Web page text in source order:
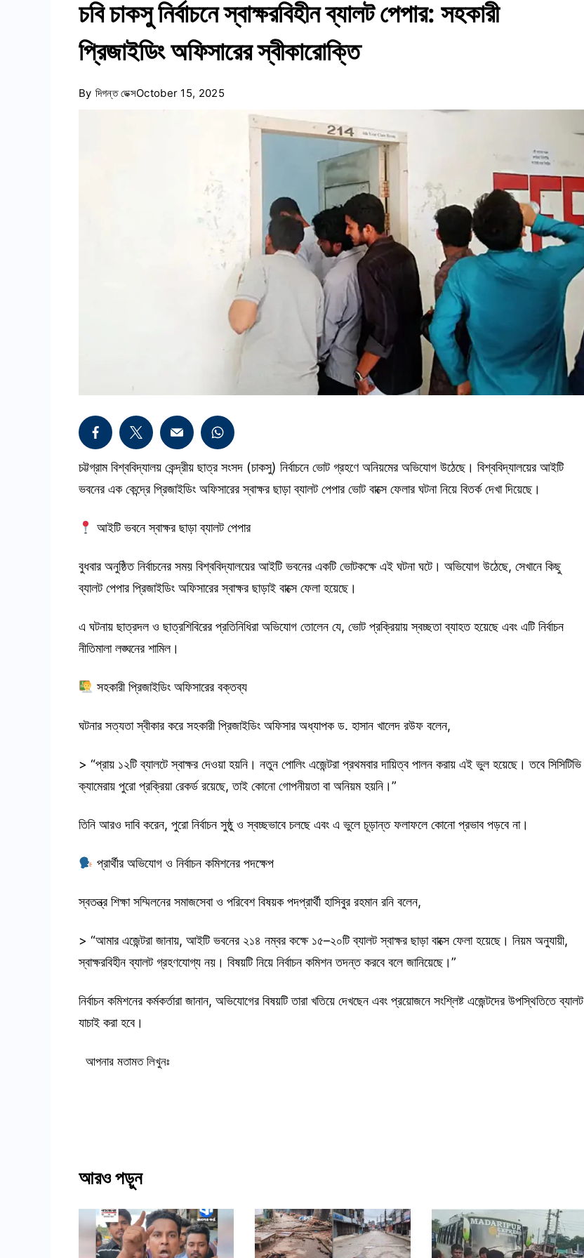
চবি চাকসু নির্বাচনে স্বাক্ষরবিহীন ব্যালট পেপার: সহকারী
প্রিজাইডিং অফিসারের স্বীকারোক্তি
By দিগন্ত ডেক্সOctober 15, 2025
চট্টগ্রাম বিশ্ববিদ্যালয় কেন্দ্রীয় ছাত্র সংসদ (চাকসু) নির্বাচনে ভোট গ্রহণে অনিয়মের অভিযোগ উঠেছে। বিশ্ববিদ্যালয়ের আইটি
ভবনের এক কেন্দ্রে প্রিজাইডিং অফিসারের স্বাক্ষর ছাড়া ব্যালট পেপার ভোট বাক্সে ফেলার ঘটনা নিয়ে বিতর্ক দেখা দিয়েছে।
আইটি ভবনে স্বাক্ষর ছাড়া ব্যালট পেপার
বুধবার অনুষ্ঠিত নির্বাচনের সময় বিশ্ববিদ্যালয়ের আইটি ভবনের একটি ভোটকক্ষে এই ঘটনা ঘটে। অভিযোগ উঠেছে, সেখানে কিছু
ব্যালট পেপার প্রিজাইডিং অফিসারের স্বাক্ষর ছাড়াই বাক্সে ফেলা হয়েছে।
এ ঘটনায় ছাত্রদল ও ছাত্রশিবিরের প্রতিনিধিরা অভিযোগ তোলেন যে, ভোট প্রক্রিয়ায় স্বচ্ছতা ব্যাহত হয়েছে এবং এটি নির্বাচন
নীতিমালা লঙ্ঘনের শামিল।
সহকারী প্রিজাইডিং অফিসারের বক্তব্য
ঘটনার সত্যতা স্বীকার করে সহকারী প্রিজাইডিং অফিসার অধ্যাপক ড. হাসান খালেদ রউফ বলেন,
> “প্রায় ১২টি ব্যালটে স্বাক্ষর দেওয়া হয়নি। নতুন পোলিং এজেন্টরা প্রথমবার দায়িত্ব পালন করায় এই ভুল হয়েছে। তবে সিসিটিভি
ক্যামেরায় পুরো প্রক্রিয়া রেকর্ড রয়েছে, তাই কোনো গোপনীয়তা বা অনিয়ম হয়নি।”
তিনি আরও দাবি করেন, পুরো নির্বাচন সুষ্ঠু ও স্বচ্ছভাবে চলছে এবং এ ভুলে চূড়ান্ত ফলাফলে কোনো প্রভাব পড়বে না।
প্রার্থীর অভিযোগ ও নির্বাচন কমিশনের পদক্ষেপ
স্বতন্ত্র শিক্ষা সম্মিলনের সমাজসেবা ও পরিবেশ বিষয়ক পদপ্রার্থী হাসিবুর রহমান রনি বলেন,
> “আমার এজেন্টরা জানায়, আইটি ভবনের ২১৪ নম্বর কক্ষে ১৫–২০টি ব্যালট স্বাক্ষর ছাড়া বাক্সে ফেলা হয়েছে। নিয়ম অনুযায়ী,
স্বাক্ষরবিহীন ব্যালট গ্রহণযোগ্য নয়। বিষয়টি নিয়ে নির্বাচন কমিশন তদন্ত করবে বলে জানিয়েছে।”
নির্বাচন কমিশনের কর্মকর্তারা জানান, অভিযোগের বিষয়টি তারা খতিয়ে দেখছেন এবং প্রয়োজনে সংশ্লিষ্ট এজেন্টদের উপস্থিতিতে ব্যালট
যাচাই করা হবে।
আপনার মতামত লিখুনঃ
আরও পড়ুন